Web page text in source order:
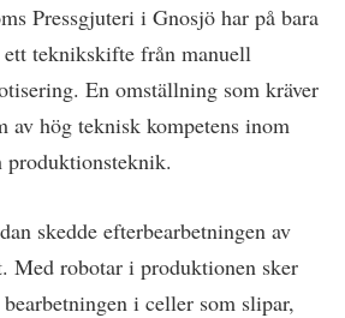
Pressgjuteri i Gnosjö har på bara
ett teknikskifte från manuell
En omställning som kräver
av hög teknisk kompetens inom
produktionsteknik.
skedde efterbearbetningen av
Med robotar i produktionen sker
i celler som slipar,